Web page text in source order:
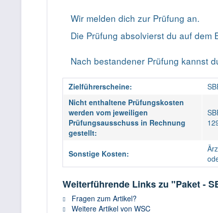
Wir melden dich zur Prüfung an.
Die Prüfung absolvierst du auf dem
Nach bestandener Prüfung kannst
Zielführerscheine:
Nicht enthaltene Prüfungskosten
werden vom jeweiligen
Prüfungsausschuss in Rechnung
gestellt:
Sonstige Kosten:
Weiterführende Links zu "Paket -
Fragen zum Artikel?
Weitere Artikel von WSC